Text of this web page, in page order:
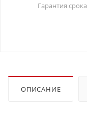
Гарантия
ОПИСАНИЕ